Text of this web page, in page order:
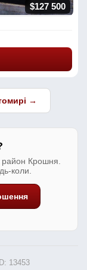
$127 500
→
Крошня.
коли.
13453